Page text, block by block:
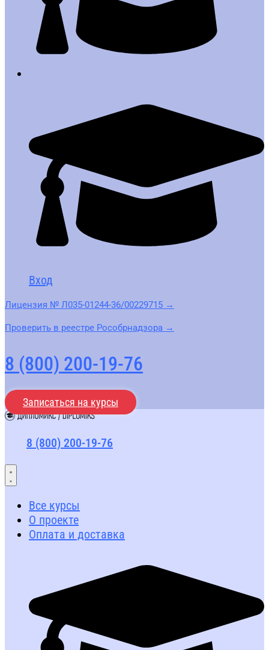
Вход
Лицензия № Л035-01244-36/00229715 →
Проверить в реестре Рособрнадзора →
8 (800) 200-19-76
Записаться на курсы
8 (800) 200-19-76
Все курсы
О проекте
Оплата и доставка